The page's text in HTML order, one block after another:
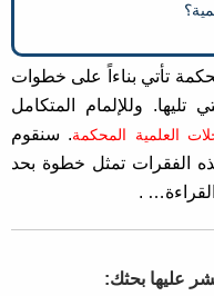
تأتي بناءاً على خطوات
وللإلمام المتكامل
العلمية المحكمة. سنقوم
الفقرات تمثل خطوة بحد
.
عليها بحثك: